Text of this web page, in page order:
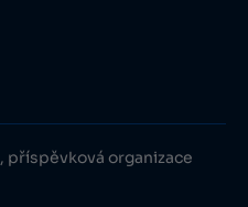
příspěvková organizace